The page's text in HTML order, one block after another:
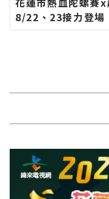
8/22、23接力登
方網站各類新聞－
聞報導 最新的在地